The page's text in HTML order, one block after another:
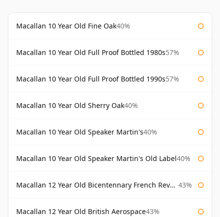
Macallan 10 Year Old Fine Oak40%
Macallan 10 Year Old Full Proof Bottled 1980s57%
Macallan 10 Year Old Full Proof Bottled 1990s57%
Macallan 10 Year Old Sherry Oak40%
Macallan 10 Year Old Speaker Martin's40%
Macallan 10 Year Old Speaker Martin's Old Label40%
Macallan 12 Year Old Bicentennary French Revolution 43%
Macallan 12 Year Old British Aerospace43%